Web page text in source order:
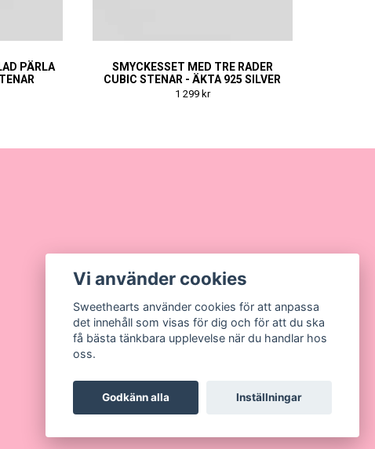
PÄRLA
SMYCKESSET MED TRE RADER
CUBIC STENAR - ÄKTA 925 SILVER
1 299 kr
Vi använder cookies
Sweethearts använder cookies för att anpassa
det innehåll som visas för dig och för att du ska
få bästa tänkbara upplevelse när du handlar hos
oss.
Godkänn alla Inställningar